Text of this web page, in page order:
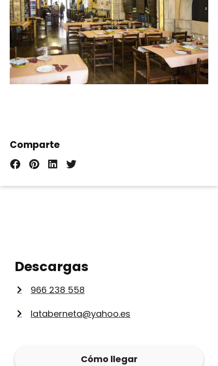
Comparte
Descargas
966 238 558
lataberneta@yahoo.es
Cómo llegar